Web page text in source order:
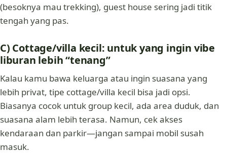
(besoknya mau trekking), guest house sering jadi titik
tengah yang pas.
C) Cottage/villa kecil: untuk yang ingin vibe
liburan lebih “tenang”
Kalau kamu bawa keluarga atau ingin suasana yang
lebih privat, tipe cottage/villa kecil bisa jadi opsi.
Biasanya cocok untuk group kecil, ada area duduk, dan
suasana alam lebih terasa. Namun, cek akses
kendaraan dan parkir—jangan sampai mobil susah
masuk.